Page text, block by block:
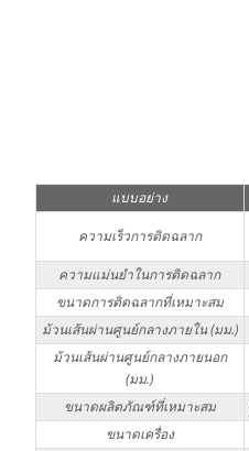
แบบอย่าง
ความเร็วการติดฉลาก
ความแม่นยำในการติดฉลาก
ขนาดการติดฉลากที่เหมาะสม
ม้วนเส้นผ่านศูนย์กลางภายใน (มม.)
ม้วนเส้นผ่านศูนย์กลางภายนอก
(มม.)
ขนาดผลิตภัณฑ์ที่เหมาะสม
ขนาดเครื่อง